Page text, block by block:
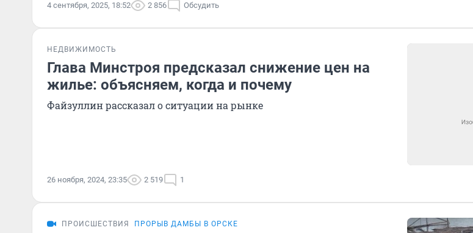
4 сентября, 2025, 18:52 2 856 Обсудить
НЕДВИЖИМОСТЬ
Глава Минстроя предсказал снижение цен на
жилье: объясняем, когда и почему
Файзуллин рассказал о ситуации на рынке
26 ноября, 2024, 23:35 2 519 1
ПРОИСШЕСТВИЯ ПРОРЫВ ДАМБЫ В ОРСКЕ